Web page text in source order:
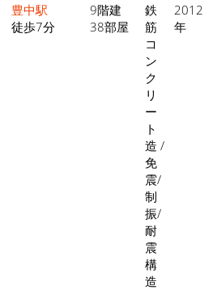
豊中駅
徒歩7分
9階建
38部屋
鉄
筋
コ
ン
ク
リ
ー
ト
造 /
免
震/
制
振/
耐
震
構
造
2012
年